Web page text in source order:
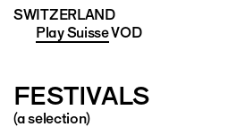
SWITZERLAND
Play SuisseVOD
FESTIVALS
(a selection)